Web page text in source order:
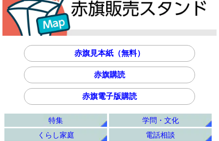
赤旗見本紙（無料）
赤旗購読
赤旗電子版購読
特集
学問・文化
くらし家庭
電話相談